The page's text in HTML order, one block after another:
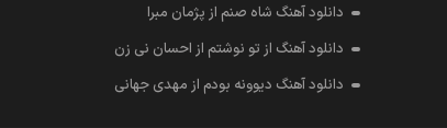
دانلود آهنگ شاه صنم از پژمان مبرا
دانلود آهنگ از تو نوشتم از احسان نی زن
دانلود آهنگ دیوونه بودم از مهدی جهانی